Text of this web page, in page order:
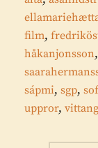
film,
håkanjonsson,
sápmi, sgp,
uppror,